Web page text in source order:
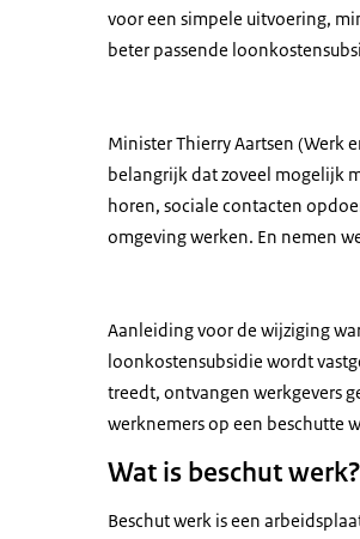
voor een simpele uitvoering,
beter passende
Minister Thierry Aartsen (Werk
belangrijk dat zoveel mogelijk
horen, sociale contacten
omgeving werken. En nemen
Aanleiding voor de wijziging
loonkostensubsidie wordt
treedt, ontvangen werkgevers
werknemers op een beschutte
Wat is beschut werk?
Beschut werk is een